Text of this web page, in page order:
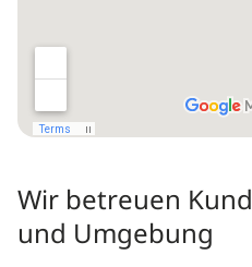
Wir betreuen
und Umgebung